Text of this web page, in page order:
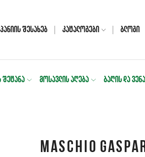
Შესახებ Კატალოგები Ბლოგი
ᲨᲔᲢᲐᲜᲐ ᲛᲝᲡᲐᲕᲚᲘᲡ ᲐᲦᲔᲑᲐ ᲑᲐᲦᲘᲡ ᲓᲐ
MASCHIO